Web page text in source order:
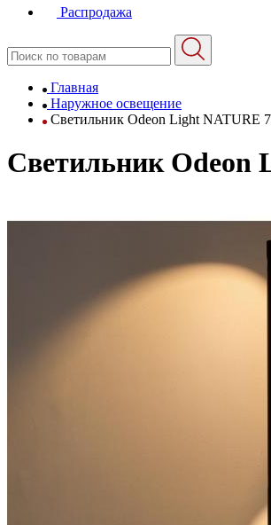
Распродажа
Главная
Наружное освещение
Светильник Odeon Light NATURE
Светильник Odeon